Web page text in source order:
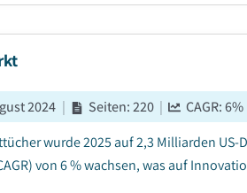
2024 | Seiten:220 | CAGR:6%
wurde 2025 auf 2,3 Milliarden
von 6 % wachsen, was auf